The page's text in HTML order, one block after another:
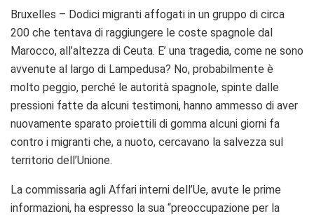
Bruxelles – Dodici migranti affogati in un gruppo di circa
200 che tentava di raggiungere le coste spagnole dal
Marocco, all’altezza di Ceuta. E’ una tragedia, come ne sono
avvenute al largo di Lampedusa? No, probabilmente è
molto peggio, perché le autorità spagnole, spinte dalle
pressioni fatte da alcuni testimoni, hanno ammesso di aver
nuovamente sparato proiettili di gomma alcuni giorni fa
contro i migranti che, a nuoto, cercavano la salvezza sul
territorio dell’Unione.
La commissaria agli Affari interni dell’Ue, avute le prime
informazioni, ha espresso la sua “preoccupazione per la